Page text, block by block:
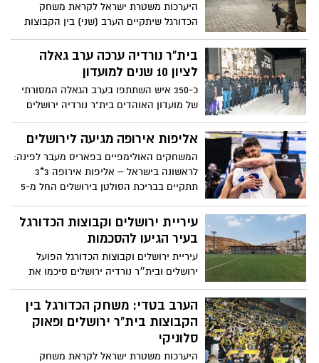
של בית"ר והפועל הוציאו הודעה משותפת עם
מסר מאחד לגבי דחיית הדרבי שהיה אמור
להתקיים. הפועל "בנק יהב" ירושלים תארח
את משחקיה במסגרת ליגת האלופות בחו"ל
היערכות משטרת ישראל לקראת משחק
הכדורגל שיתקיים הערב (שני) בין הקבוצות
בית"ר ירושלים והפועל תל-אביב באצטדיון
"טדי", שינויים בהסדרי התנועה והנחיות
לציבור האוהדים
בית"ר נורדיה ערכה ערב גאלה
לציון 10 שנים למועדון
כ-350 איש השתתפו בערב הגאלה המסורתי
של מועדון האוהדים בית"ר נורדיה ירושלים
שנערך במוזיאון הסובלנות בבירה, לציון 10
שנים להקמת המועדון, העלייה לליגה א'
אליפות אירופה מגיעה לירושלים
המשחקים האולימפיים בפאריס מעבר לפינה:
לראשונה בישראל – אליפות אירופה 3*3
תתקיים בבריכת הסולטן בירושלים החל מ-5
עיריית ירושלים וקבוצות הכדורגל
בעיר הגיעו להסכמות
עיריית ירושלים וקבוצות הכדורגל הפועל
ירושלים ובית״ר נורדיה ירושלים סיכמו את
מתווה מגרשי האימונים לקבוצה
הערב בטדי: משחק הכדורגל בין
הקבוצות בית"ר ירושלים ופאוק
סלוניקי
היערכות משטרת ישראל לקראת משחק